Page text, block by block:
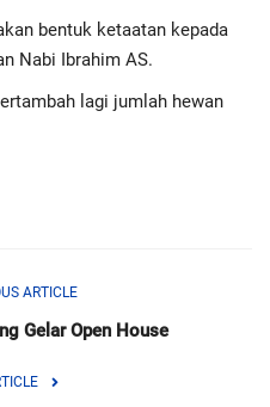
bentuk ketaatan kepada
Nabi Ibrahim AS.
lagi jumlah hewan
ARTICLE
Gelar Open House